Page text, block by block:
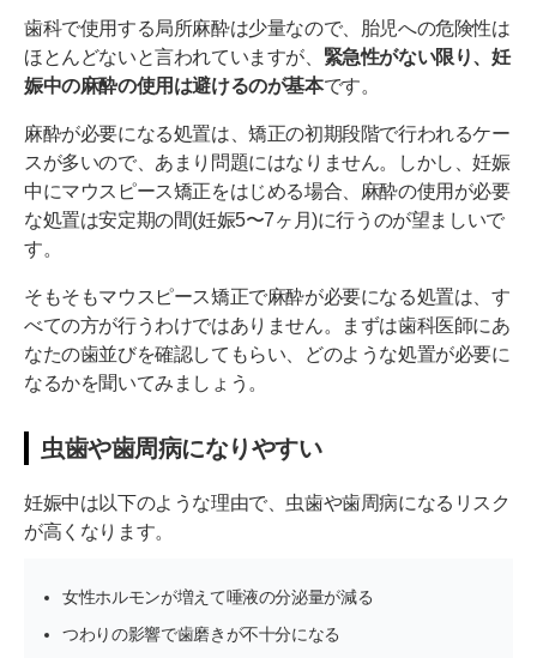
歯科で使用する局所麻酔は少量なので、胎児への危険性は
ほとんどないと言われていますが、 緊急性がない限り、妊
娠中の麻酔の使用は避けるのが基本です。
麻酔が必要になる処置は、矯正の初期段階で行われるケー
スが多いので、あまり問題にはなりません。しかし、妊娠
中にマウスピース矯正をはじめる場合、麻酔の使用が必要
な処置は安定期の間(妊娠5〜7ヶ月)に行うのが望ましいで
す。
そもそもマウスピース矯正で麻酔が必要になる処置は、す
べての方が行うわけではありません。まずは歯科医師にあ
なたの歯並びを確認してもらい、どのような処置が必要に
なるかを聞いてみましょう。
虫歯や歯周病になりやすい
妊娠中は以下のような理由で、虫歯や歯周病になるリスク
が高くなります。
女性ホルモンが増えて唾液の分泌量が減る
つわりの影響で歯磨きが不十分になる